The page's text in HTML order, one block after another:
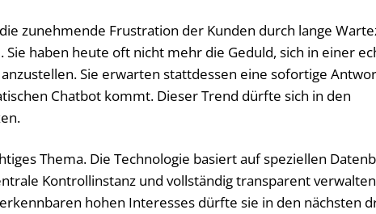
zunehmende Frustration der Kunden durch lange
Sie haben heute oft nicht mehr die Geduld, sich in einer
Sie erwarten stattdessen eine sofortige
Chatbot kommt. Dieser Trend dürfte sich in den
Thema. Die Technologie basiert auf speziellen
Kontrollinstanz und vollständig transparent verwalten
hohen Interesses dürfte sie in den nächsten